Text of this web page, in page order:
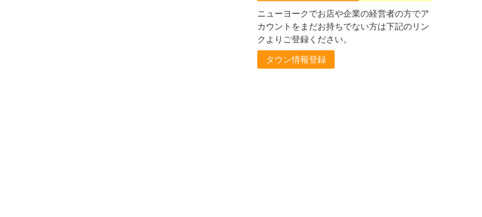
ニューヨークでお店や企業の経営者の方でア
カウントをまだお持ちでない方は下記のリン
クよりご登録ください。
タウン情報登録